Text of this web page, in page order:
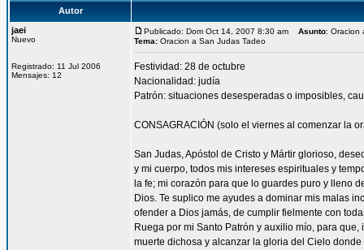
Autor
jaei
Nuevo
Registrado: 11 Jul 2006
Mensajes: 12
Publicado: Dom Oct 14, 2007 8:30 am Asunto: Oracion
Tema: Oracion a San Judas Tadeo
Festividad: 28 de octubre
Nacionalidad: judía
Patrón: situaciones desesperadas o imposibles,
CONSAGRACIÓN (solo el viernes al comenzar la
San Judas, Apóstol de Cristo y Mártir glorioso,
y mi cuerpo, todos mis intereses espirituales y
la fe; mi corazón para que lo guardes puro y lleno
Dios. Te suplico me ayudes a dominar mis malas
ofender a Dios jamás, de cumplir fielmente con
Ruega por mi Santo Patrón y auxilio mío, para
muerte dichosa y alcanzar la gloria del Cielo